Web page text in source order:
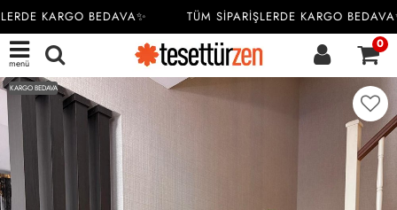
KARGO BEDAVA✨ TÜM SİPARİŞLERDE KARGO BEDAVA✨
menü
0
KARGO BEDAVA